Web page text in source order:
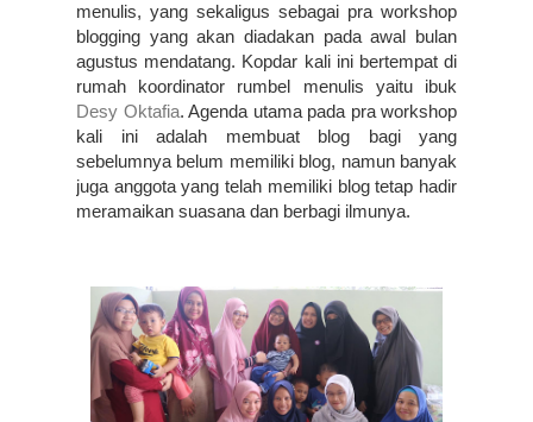
menulis, yang sekaligus sebagai pra workshop
blogging yang akan diadakan pada awal bulan
agustus mendatang. Kopdar kali ini bertempat di
Desy Oktafia. Agenda utama pada pra workshop
kali ini adalah membuat blog bagi yang
sebelumnya belum memiliki blog, namun banyak
juga anggota yang telah memiliki blog tetap hadir
meramaikan suasana dan berbagi ilmunya.